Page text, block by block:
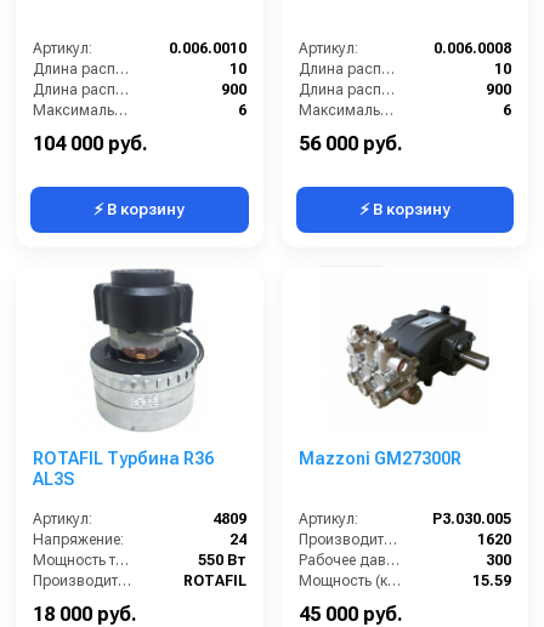
Артикул:
0.006.0010
Длина распылительного шланга (м):
10
Длина распылителя (мм):
900
Максимальное давление на выходе (бар):
6
104 000 руб.
⚡ В корзину
Артикул:
0.006.0008
Длина распылительного шланга (м):
10
Длина распылителя (мм):
900
Максимальное давление на выходе (бар):
6
56 000 руб.
⚡ В корзину
ROTAFIL Турбина R36
AL3S
Артикул:
4809
Напряжение:
24
Мощность турбины:
550 Вт
Производитель:
ROTAFIL
18 000 руб.
Mazzoni GM27300R
Артикул:
P3.030.005
Производительность (л/ч):
1620
Рабочее давление (бар):
300
Мощность (кВт):
15.59
45 000 руб.